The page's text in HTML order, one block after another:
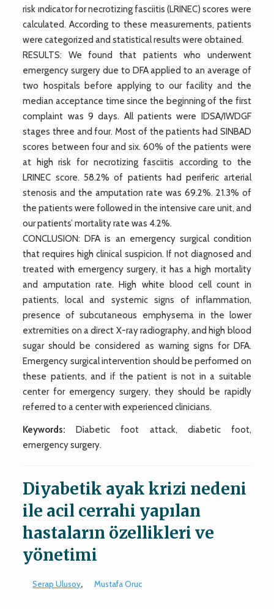
risk ındicator for necrotizing fasciitis (LRINEC) scores were
calculated. According to these measurements, patients
were categorized and statistical results were obtained.
RESULTS: We found that patients who underwent
emergency surgery due to DFA applied to an average of
two hospitals before applying to our facility and the
median acceptance time since the beginning of the first
complaint was 9 days. All patients were IDSA/IWDGF
stages three and four. Most of the patients had SINBAD
scores between four and six. 60% of the patients were
at high risk for necrotizing fasciitis according to the
LRINEC score. 58.2% of patients had periferic arterial
stenosis and the amputation rate was 69.2%. 21.3% of
the patients were followed in the intensive care unit, and
our patients’ mortality rate was 4.2%.
CONCLUSION: DFA is an emergency surgical condition
that requires high clinical suspicion. If not diagnosed and
treated with emergency surgery, it has a high mortality
and amputation rate. High white blood cell count in
patients, local and systemic signs of inflammation,
presence of subcutaneous emphysema in the lower
extremities on a direct X-ray radiography, and high blood
sugar should be considered as warning signs for DFA.
Emergency surgical intervention should be performed on
these patients, and if the patient is not in a suitable
center for emergency surgery, they should be rapidly
referred to a center with experienced clinicians.
Keywords: Diabetic foot attack, diabetic foot,
emergency surgery.
Diyabetik ayak krizi nedeni
ile acil cerrahi yapılan
hastaların özellikleri ve
yönetimi
Serap Ulusoy, Mustafa Oruc